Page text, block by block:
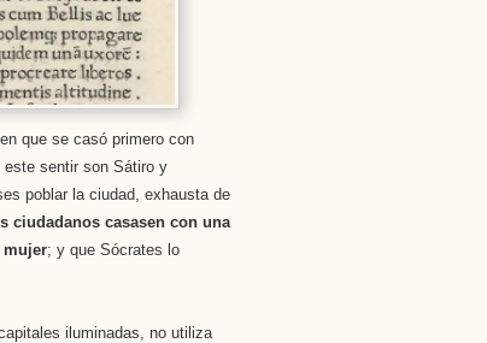
que se casó primero con
sentir son Sátiro y
poblar la ciudad, exhausta de
ciudadanos casasen con una
mujer; y que Sócrates lo
iluminadas, no utiliza